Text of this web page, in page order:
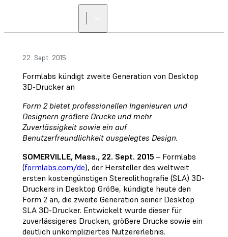
22. Sept. 2015
Formlabs kündigt zweite Generation von Desktop
3D-Drucker an
Form 2 bietet professionellen Ingenieuren und
Designern größere Drucke und mehr
Zuverlässigkeit sowie ein auf
Benutzerfreundlichkeit ausgelegtes Design.
SOMERVILLE, Mass., 22. Sept. 2015 – Formlabs
(formlabs.com/de), der Hersteller des weltweit
ersten kostengünstigen Stereolithografie (SLA) 3D-
Druckers in Desktop Größe, kündigte heute den
Form 2 an, die zweite Generation seiner Desktop
SLA 3D-Drucker. Entwickelt wurde dieser für
zuverlässigeres Drucken, größere Drucke sowie ein
deutlich unkompliziertes Nutzererlebnis.